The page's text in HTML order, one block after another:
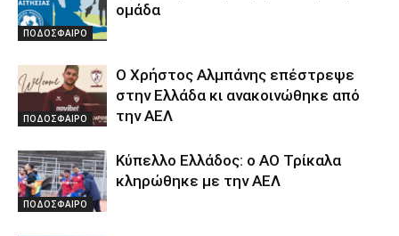
ΠΟΔΟΣΦΑΙΡΟ
ομάδα
ΠΟΔΟΣΦΑΙΡΟ
Ο Χρήστος Αλμπάνης επέστρεψε
στην Ελλάδα κι ανακοινώθηκε από
την ΑΕΛ
ΠΟΔΟΣΦΑΙΡΟ
Κύπελλο Ελλάδος: ο ΑΟ Τρίκαλα
κληρώθηκε με την ΑΕΛ